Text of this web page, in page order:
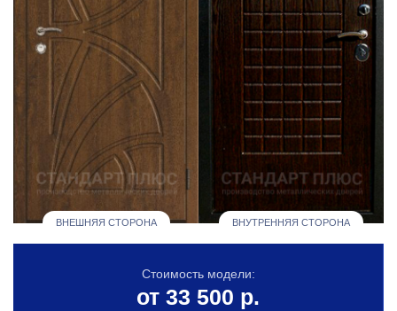
ВНЕШНЯЯ СТОРОНА ВНУТРЕННЯЯ СТОРОНА
Стоимость модели:
от 33 500 р.